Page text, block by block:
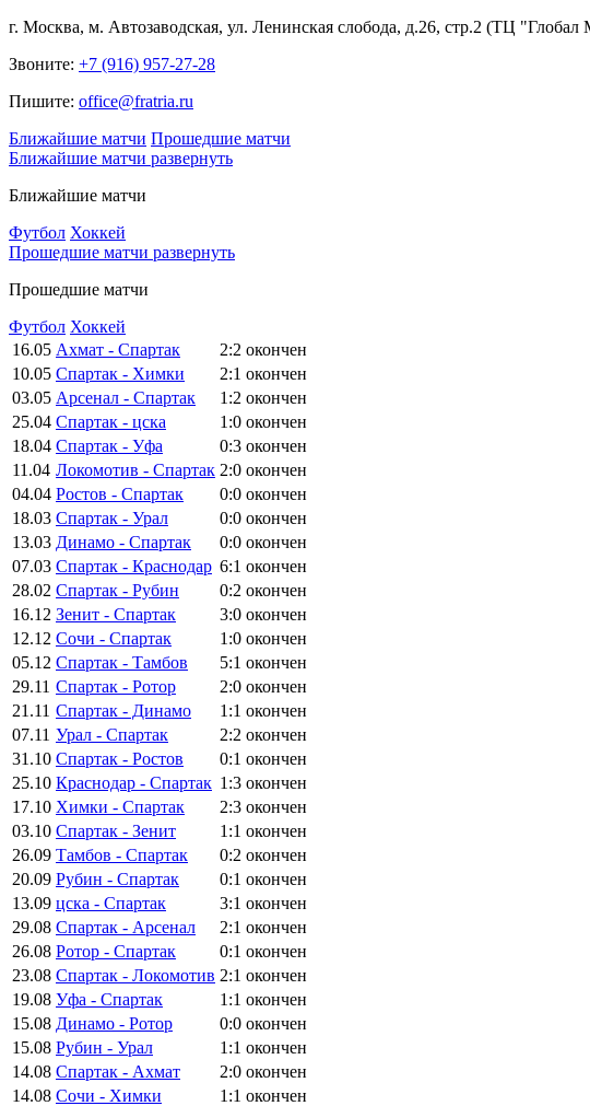
г. Москва, м. Автозаводская, ул. Ленинская слобода, д.26, стр.2 (ТЦ
Звоните: +7 (916) 957-27-28
Пишите: office@fratria.ru
Ближайшие матчи Прошедшие матчи
Ближайшие матчи развернуть
Ближайшие матчи
Футбол Хоккей
Прошедшие матчи развернуть
Прошедшие матчи
Футбол Хоккей
16.05 Ахмат - Спартак 2:2 окончен
10.05 Спартак - Химки 2:1 окончен
03.05 Арсенал - Спартак 1:2 окончен
25.04 Спартак - цска 1:0 окончен
18.04 Спартак - Уфа 0:3 окончен
11.04 Локомотив - Спартак 2:0 окончен
04.04 Ростов - Спартак 0:0 окончен
18.03 Спартак - Урал 0:0 окончен
13.03 Динамо - Спартак 0:0 окончен
07.03 Спартак - Краснодар 6:1 окончен
28.02 Спартак - Рубин 0:2 окончен
16.12 Зенит - Спартак 3:0 окончен
12.12 Сочи - Спартак 1:0 окончен
05.12 Спартак - Тамбов 5:1 окончен
29.11 Спартак - Ротор 2:0 окончен
21.11 Спартак - Динамо 1:1 окончен
07.11 Урал - Спартак 2:2 окончен
31.10 Спартак - Ростов 0:1 окончен
25.10 Краснодар - Спартак 1:3 окончен
17.10 Химки - Спартак 2:3 окончен
03.10 Спартак - Зенит 1:1 окончен
26.09 Тамбов - Спартак 0:2 окончен
20.09 Рубин - Спартак 0:1 окончен
13.09 цска - Спартак 3:1 окончен
29.08 Спартак - Арсенал 2:1 окончен
26.08 Ротор - Спартак 0:1 окончен
23.08 Спартак - Локомотив 2:1 окончен
19.08 Уфа - Спартак 1:1 окончен
15.08 Динамо - Ротор 0:0 окончен
15.08 Рубин - Урал 1:1 окончен
14.08 Спартак - Ахмат 2:0 окончен
14.08 Сочи - Химки 1:1 окончен